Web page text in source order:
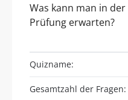
Was kann man in
Prüfung erwarten?
Quizname:
Gesamtzahl der Fragen: